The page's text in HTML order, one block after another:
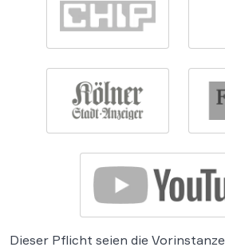
Dieser Pflicht seien die